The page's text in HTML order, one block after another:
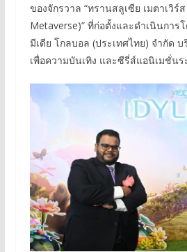
ของจักรวาล “ทรานสลูเซีย เมตาเวิร์
Metaverse)” ที่ก่อตั้งและดำเนินกา
มีเดีย โกลบอล (ประเทศไทย) จำกัด
เพื่อความบันเทิง และซีรี่ส์แอนิเมชั่น